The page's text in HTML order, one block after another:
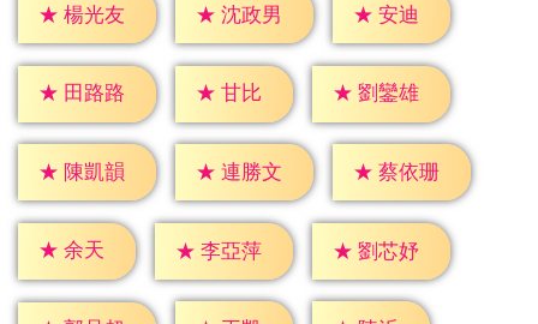
★ 楊光友 ★ 沈政男 ★ 安迪
★ 田路路 ★ 甘比 ★ 劉鑾雄
★ 陳凱韻 ★ 連勝文 ★ 蔡依珊
★ 余天 ★ 李亞萍 ★ 劉芯妤